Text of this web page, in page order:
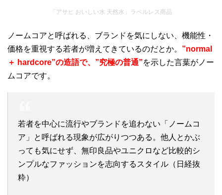
「アサヒ おいしい水 天然水」ラベルレス商品
ノームコアと呼ばれる、ブランドを気にしない、機能性・
価格を重視する若者が増えてきているのだとか。 ”normal
＋ hardcore”の造語で、”究極の普通”を示した言葉がノー
ムコアです。
若者を中心に流行やブランドを追わない「ノームコ
ア」と呼ばれる現象が広がりつつある。他人とかぶ
っても気にせず、無印良品やユニクロなど比較的シ
ンプルなファッションを志向するスタイル（日経抜
粋）